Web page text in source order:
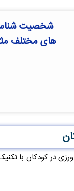
شخصیت
های مختلف